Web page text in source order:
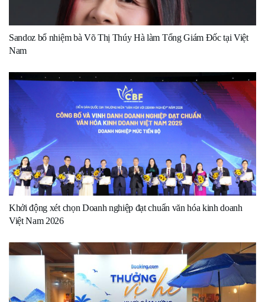
Sandoz bổ nhiệm bà Võ Thị Thúy Hà làm Tổng Giám Đốc tại Việt
Nam
Khởi động xét chọn Doanh nghiệp đạt chuẩn văn hóa kinh doanh
Việt Nam 2026